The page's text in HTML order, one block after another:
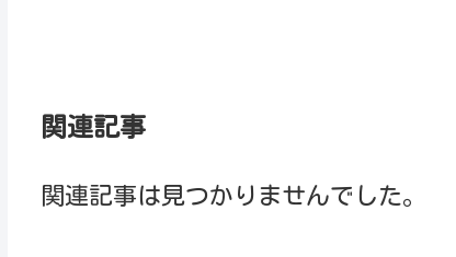
関連記事
関連記事は見つかりませんでした。